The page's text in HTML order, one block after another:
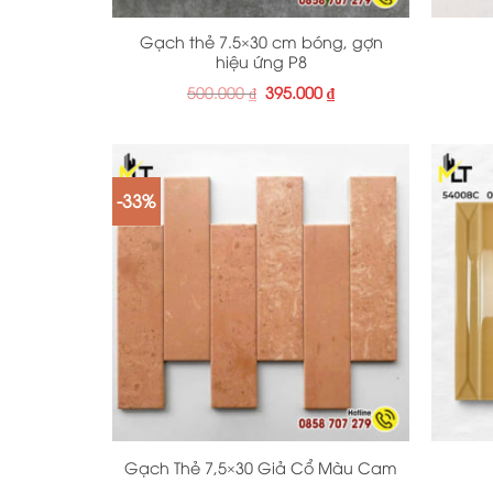
Gạch thẻ 7.5×30 cm bóng, gợn
hiệu ứng P8
500.000₫ Giá
gốc
395.000₫Giá
hiện
-33%
+
Gạch Thẻ 7,5×30 Giả Cổ Màu Cam